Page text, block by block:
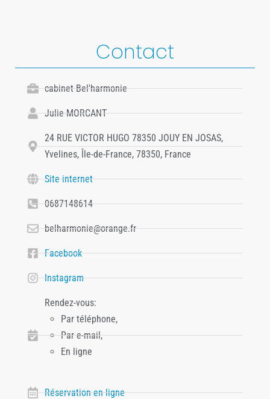
Contact
cabinet Bel'harmonie
Julie MORCANT
24 RUE VICTOR HUGO 78350 JOUY EN JOSAS,
Yvelines, Île-de-France, 78350, France
Site internet
0687148614
belharmonie@orange.fr
Facebook
Instagram
Rendez-vous:
Par téléphone,
Par e-mail,
En ligne
Réservation en ligne